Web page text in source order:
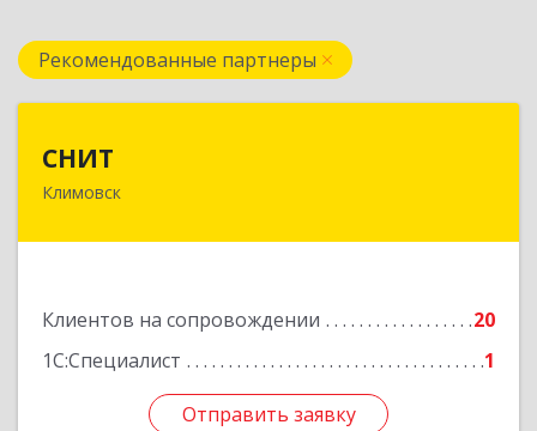
Рекомендованные партнеры
СНИТ
Климовск
Клиентов на сопровождении
20
1С:Специалист
1
Отправить заявку
142180, Московская обл, Климовск г, Советская
Отправить заявку